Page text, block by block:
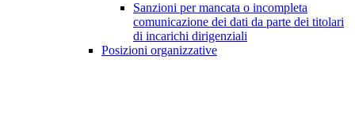
Sanzioni per mancata o incompleta
comunicazione dei dati da parte dei titolari
di incarichi dirigenziali
Posizioni organizzative